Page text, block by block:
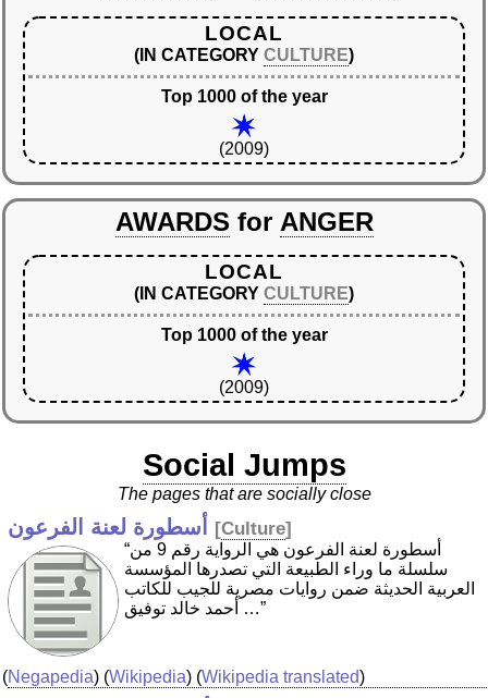
LOCAL
(IN CATEGORY CULTURE)
Top 1000 of the year
(2009)
AWARDS for ANGER
LOCAL
(IN CATEGORY CULTURE)
Top 1000 of the year
(2009)
Social Jumps
The pages that are socially close
أسطورة لعنة الفرعون [Culture]
“أسطورة لعنة الفرعون هي الرواية رقم 9 من
سلسلة ما وراء الطبيعة التي تصدرها المؤسسة
العربية الحديثة ضمن روايات مصرية للجيب للكاتب
أحمد خالد توفيق …”
(Negapedia) (Wikipedia) (Wikipedia translated)